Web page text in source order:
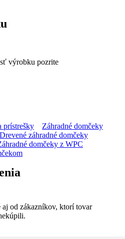
výrobku pozrite
prístrešky
Záhradné domčeky
Drevené záhradné domčeky
domčeky z WPC
od zákazníkov, ktorí tovar